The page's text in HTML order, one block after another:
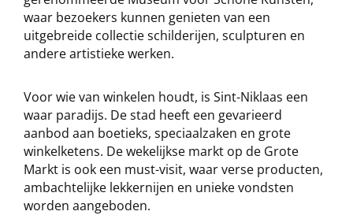
waar bezoekers kunnen genieten van een
uitgebreide collectie schilderijen, sculpturen en
andere artistieke werken.
Voor wie van winkelen houdt, is Sint-Niklaas een
waar paradijs. De stad heeft een gevarieerd
aanbod aan boetieks, speciaalzaken en grote
winkelketens. De wekelijkse markt op de Grote
Markt is ook een must-visit, waar verse producten,
ambachtelijke lekkernijen en unieke vondsten
worden aangeboden.